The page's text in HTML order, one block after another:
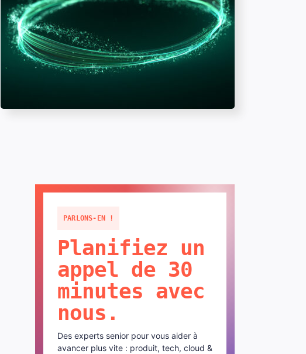
PARLONS-EN !
Planifiez un
appel de 30
minutes avec
nous.
Des experts senior pour vous aider à
avancer plus vite : produit, tech, cloud &